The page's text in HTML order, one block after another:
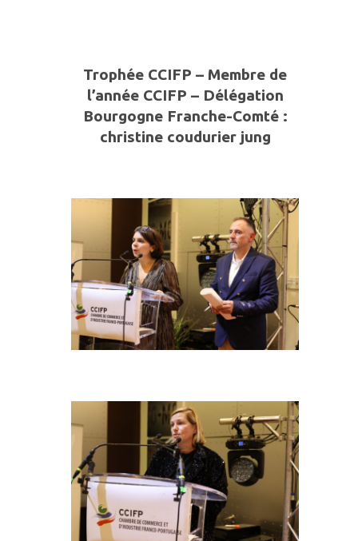
Trophée CCIFP – Membre de
l’année CCIFP – Délégation
Bourgogne Franche-Comté :
christine coudurier jung